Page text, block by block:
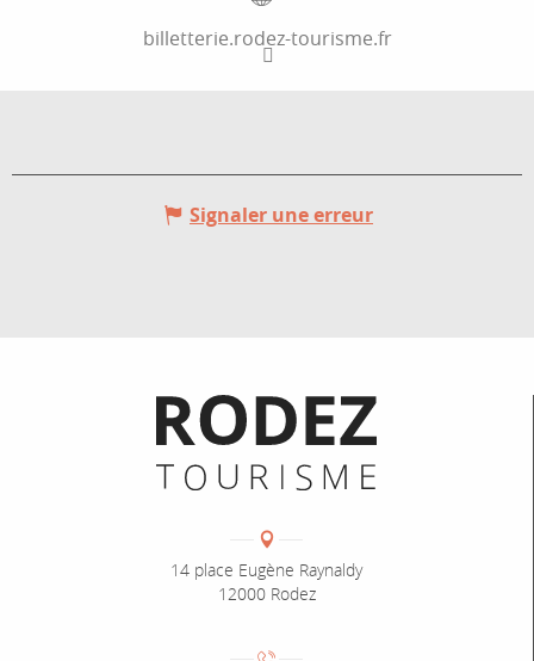
billetterie.rodez-tourisme.fr
Signaler une erreur
Informations pratiques
Adresse :
14 place Eugène Raynaldy
12000 Rodez